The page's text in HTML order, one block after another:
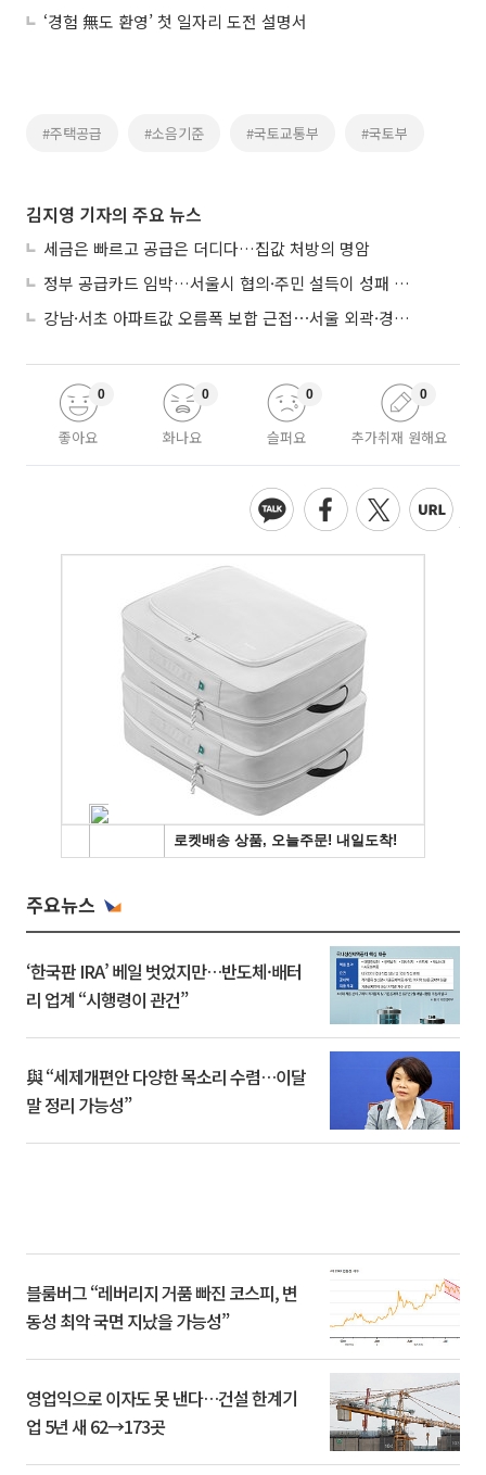
‘경험 無도 환영’ 첫 일자리 도전 설명서
#주택공급 #소음기준 #국토교통부 #국토부
김지영 기자의 주요 뉴스
세금은 빠르고 공급은 더디다…집값 처방의 명암
정부 공급카드 임박…서울시 협의·주민 설득이 성패 가른다
강남·서초 아파트값 오름폭 보합 근접⋯서울 외곽·경기 남부 중심 매수세
좋아요
0
화나요
0
슬퍼요
0
추가취재 원해요
0
주요뉴스
‘한국판 IRA’ 베일 벗었지만…반도체·배터
리 업계 “시행령이 관건”
與 “세제개편안 다양한 목소리 수렴…이달
말 정리 가능성”
블룸버그 “레버리지 거품 빠진 코스피, 변
동성 최악 국면 지났을 가능성”
영업익으로 이자도 못 낸다…건설 한계기
업 5년 새 62→173곳